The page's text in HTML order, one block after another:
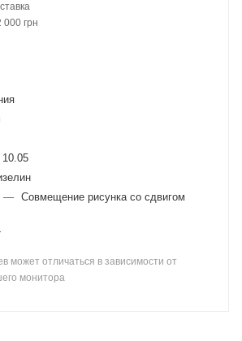
000 грн
— Совмещение рисунка со сдвигом
может отличаться в зависимости от
монитора